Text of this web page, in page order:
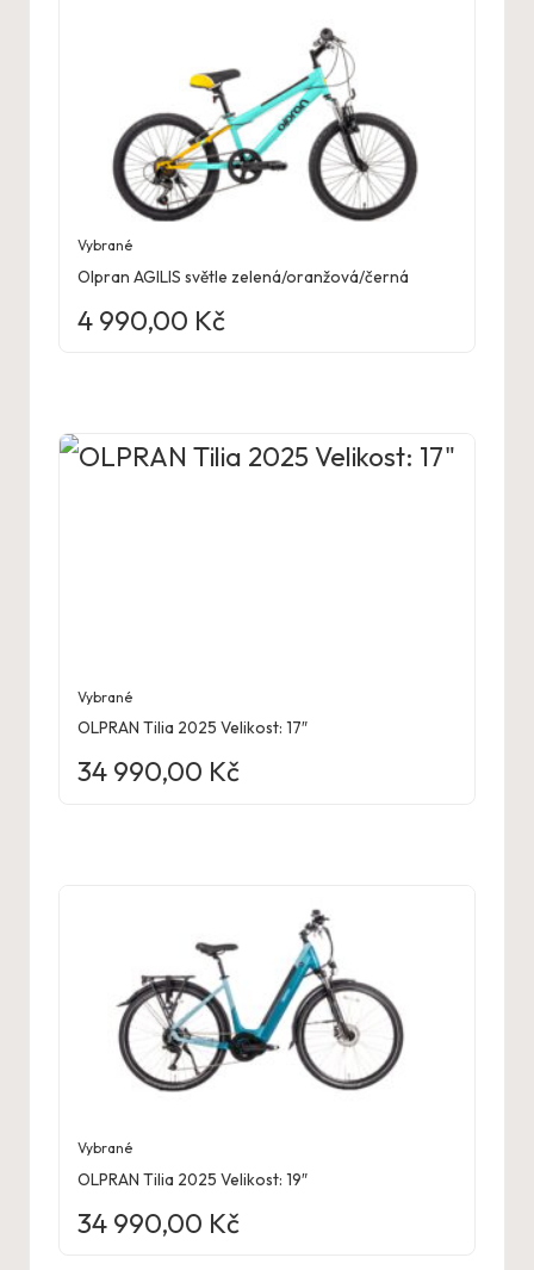
Vybrané
Olpran AGILIS světle zelená/oranžová/černá
4 990,00 Kč
Vybrané
OLPRAN Tilia 2025 Velikost: 17″
34 990,00 Kč
Vybrané
OLPRAN Tilia 2025 Velikost: 19″
34 990,00 Kč